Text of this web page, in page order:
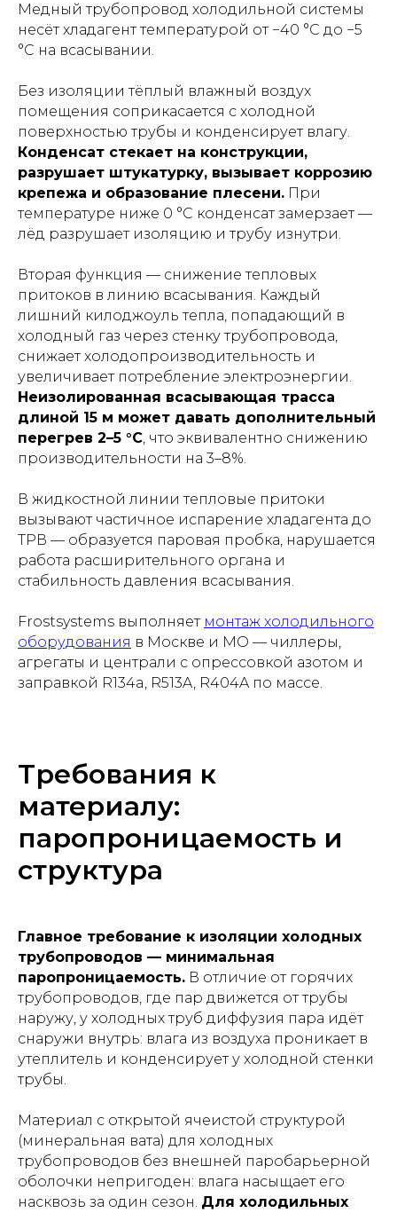
Медный трубопровод холодильной системы
несёт хладагент температурой от −40 °C до −5
°C на всасывании.
Без изоляции тёплый влажный воздух
помещения соприкасается с холодной
поверхностью трубы и конденсирует влагу.
Конденсат стекает на конструкции,
разрушает штукатурку, вызывает коррозию
крепежа и образование плесени. При
температуре ниже 0 °C конденсат замерзает —
лёд разрушает изоляцию и трубу изнутри.
Вторая функция — снижение тепловых
притоков в линию всасывания. Каждый
лишний килоджоуль тепла, попадающий в
холодный газ через стенку трубопровода,
снижает холодопроизводительность и
увеличивает потребление электроэнергии.
Неизолированная всасывающая трасса
длиной 15 м может давать дополнительный
перегрев 2–5 °C, что эквивалентно снижению
производительности на 3–8%.
В жидкостной линии тепловые притоки
вызывают частичное испарение хладагента до
ТРВ — образуется паровая пробка, нарушается
работа расширительного органа и
стабильность давления всасывания.
Frostsystems выполняет монтаж холодильного
оборудования в Москве и МО — чиллеры,
агрегаты и централи с опрессовкой азотом и
заправкой R134a, R513A, R404A по массе.
Требования к
материалу:
паропроницаемость и
структура
Главное требование к изоляции холодных
трубопроводов — минимальная
паропроницаемость. В отличие от горячих
трубопроводов, где пар движется от трубы
наружу, у холодных труб диффузия пара идёт
снаружи внутрь: влага из воздуха проникает в
утеплитель и конденсирует у холодной стенки
трубы.
Материал с открытой ячеистой структурой
(минеральная вата) для холодных
трубопроводов без внешней паробарьерной
оболочки непригоден: влага насыщает его
насквозь за один сезон. Для холодильных